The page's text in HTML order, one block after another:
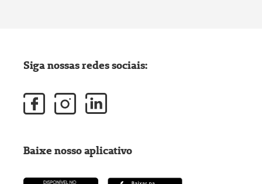
Siga nossas redes sociais:
Baixe nosso aplicativo